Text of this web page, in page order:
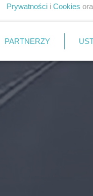
Prywatności i Cookies
PARTNERZY